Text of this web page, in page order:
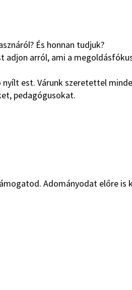
És honnan tudjuk?
arról, ami a
est. Várunk szeretettel
pedagógusokat.
Adományodat előre is